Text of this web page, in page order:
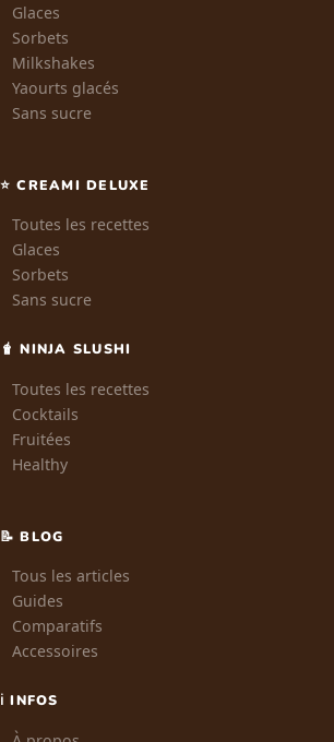
Glaces
Sorbets
Milkshakes
Yaourts glacés
Sans sucre
⭐ CREAMI DELUXE
Toutes les recettes
Glaces
Sorbets
Sans sucre
🧋 NINJA SLUSHI
Toutes les recettes
Cocktails
Fruitées
Healthy
📝 BLOG
Tous les articles
Guides
Comparatifs
Accessoires
ℹ️ INFOS